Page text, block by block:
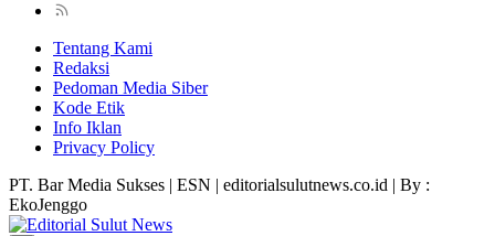
Tentang Kami
Redaksi
Pedoman Media Siber
Kode Etik
Info Iklan
Privacy Policy
PT. Bar Media Sukses | ESN | editorialsulutnews.co.id | By :
EkoJenggo